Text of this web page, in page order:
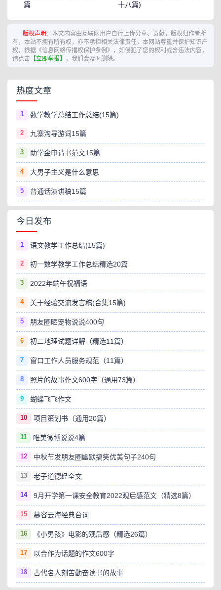
篇
十八篇)
版权声明 ：本文内容由互联网用户自行上传分享、贡献，版权归作者所
有，本站不拥有所有权，亦不承担相关法律责任，本网站尊重并保护知识产
权，根据《信息网络传播权保护条例》，如侵犯了您的权利或含违法内容，
请点击 【立即举报】 ，我们会及时删除。
热度文章
1 数学教学总结工作总结(15篇)
2 九寨沟导游词15篇
3 助学金申请书范文15篇
4 大男子主义是什么意思
5 普通话演讲稿15篇
今日发布
1 语文教学工作总结(15篇)
2 初一数学教学工作总结精选20篇
3 2022年端午祝福语
4 关于经验交流发言稿(合集15篇)
5 朋友圈晒宠物说说400句
6 初二地理试题详解（精选11篇）
7 窗口工作人员服务规范（11篇）
8 照片的故事作文600字（通用73篇）
9 蝴蝶飞飞作文
10 项目策划书（通用20篇）
11 唯美微博说说4篇
12 中秋节发朋友圈幽默搞笑优美句子240句
13 老子道德经全文
14 9月开学第一课安全教育2022观后感范文（精选8篇）
15 慕容云海经典台词
16 《小男孩》电影的观后感（精选26篇）
17 以合作为话题的作文600字
18 古代名人刻苦勤奋读书的故事